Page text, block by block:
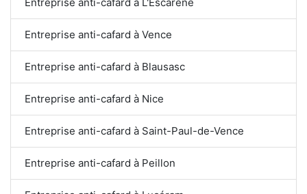
Entreprise anti-cafard à Vence
Entreprise anti-cafard à Blausasc
Entreprise anti-cafard à Nice
Entreprise anti-cafard à Saint-Paul-de-Vence
Entreprise anti-cafard à Peillon